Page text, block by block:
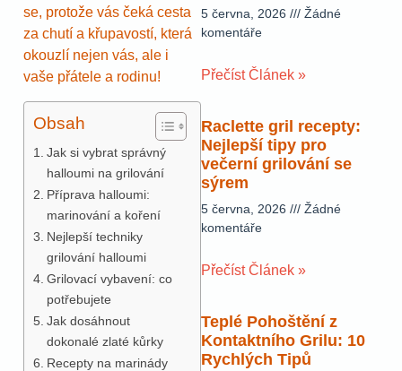
se, protože vás čeká cesta
za chutí a křupavostí, která
okouzlí nejen vás, ale i
vaše přátele a rodinu!
Obsah
Jak si vybrat správný
halloumi na grilování
Příprava halloumi:
marinování a koření
Nejlepší techniky
grilování halloumi
Grilovací vybavení: co
potřebujete
Jak dosáhnout
dokonalé zlaté kůrky
Recepty na marinády
5 června, 2026
Žádné
komentáře
Přečíst Článek »
Raclette gril recepty:
Nejlepší tipy pro
večerní grilování se
sýrem
5 června, 2026
Žádné
komentáře
Přečíst Článek »
Teplé Pohoštění z
Kontaktního Grilu: 10
Rychlých Tipů